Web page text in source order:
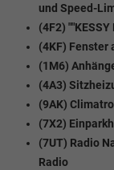
und Speed-
(4F2)
(4KF) Fenster
(1M6)
(4A3)
(9AK)
(7X2)
(7UT) Radio
Radio